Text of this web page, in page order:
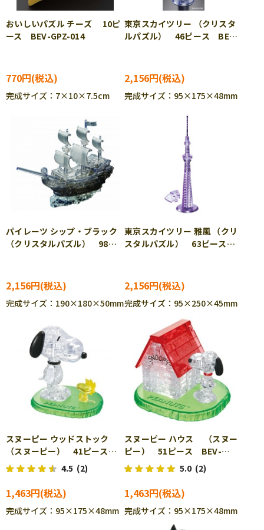
おいしいパズル チーズ 10ピ
ース BEV-GPZ-014
770円
完成サイズ：7×10×7.5cm
東京スカイツリー （クリスタ
ルパズル） 46ピース BEV-
2,156円
完成サイズ：95×175×48mm
パイレーツ シップ・ブラック
（クリスタルパズル） 98ピ
2,156円
完成サイズ：190×180×50mm
東京スカイツリー 雅風 （クリ
スタルパズル） 63ピース
2,156円
完成サイズ：95×250×45mm
スヌーピー ウッドストック
（スヌーピー） 41ピース
BEV-50150
4.5 (2)
1,463円
完成サイズ：95×175×48mm
スヌーピー ハウス （スヌー
ピー） 51ピース BEV-
50154
5.0 (2)
1,463円
完成サイズ：95×175×48mm